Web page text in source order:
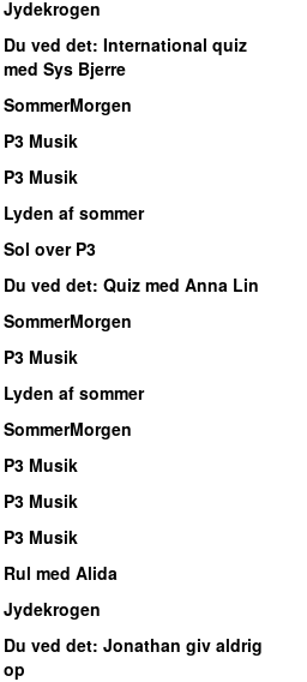
Jydekrogen
Du ved det: International quiz
med Sys Bjerre
SommerMorgen
P3 Musik
P3 Musik
Lyden af sommer
Sol over P3
Du ved det: Quiz med Anna Lin
SommerMorgen
P3 Musik
Lyden af sommer
SommerMorgen
P3 Musik
P3 Musik
P3 Musik
Rul med Alida
Jydekrogen
Du ved det: Jonathan giv aldrig
op